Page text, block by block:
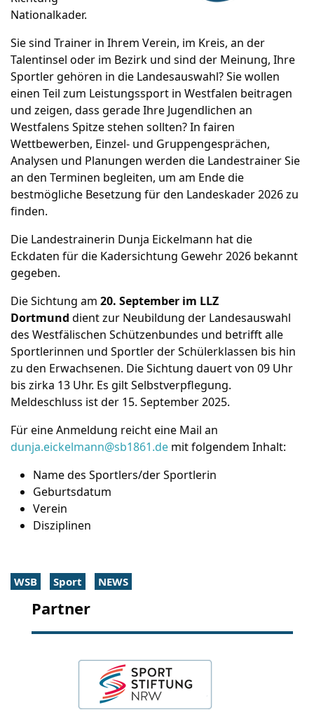
Nationalkader.
Sie sind Trainer in Ihrem Verein, im Kreis, an der
Talentinsel oder im Bezirk und sind der Meinung, Ihre
Sportler gehören in die Landesauswahl? Sie wollen
einen Teil zum Leistungssport in Westfalen beitragen
und zeigen, dass gerade Ihre Jugendlichen an
Westfalens Spitze stehen sollten? In fairen
Wettbewerben, Einzel- und Gruppengesprächen,
Analysen und Planungen werden die Landestrainer Sie
an den Terminen begleiten, um am Ende die
bestmögliche Besetzung für den Landeskader 2026 zu
finden.
Die Landestrainerin Dunja Eickelmann hat die
Eckdaten für die Kadersichtung Gewehr 2026 bekannt
gegeben.
Die Sichtung am 20. September im LLZ
Dortmund dient zur Neubildung der Landesauswahl
des Westfälischen Schützenbundes und betrifft alle
Sportlerinnen und Sportler der Schülerklassen bis hin
zu den Erwachsenen. Die Sichtung dauert von 09 Uhr
bis zirka 13 Uhr. Es gilt Selbstverpflegung.
Meldeschluss ist der 15. September 2025.
Für eine Anmeldung reicht eine Mail an
dunja.eickelmann@sb1861.de mit folgendem Inhalt:
Name des Sportlers/der Sportlerin
Geburtsdatum
Verein
Disziplinen
WSB Sport NEWS
Partner